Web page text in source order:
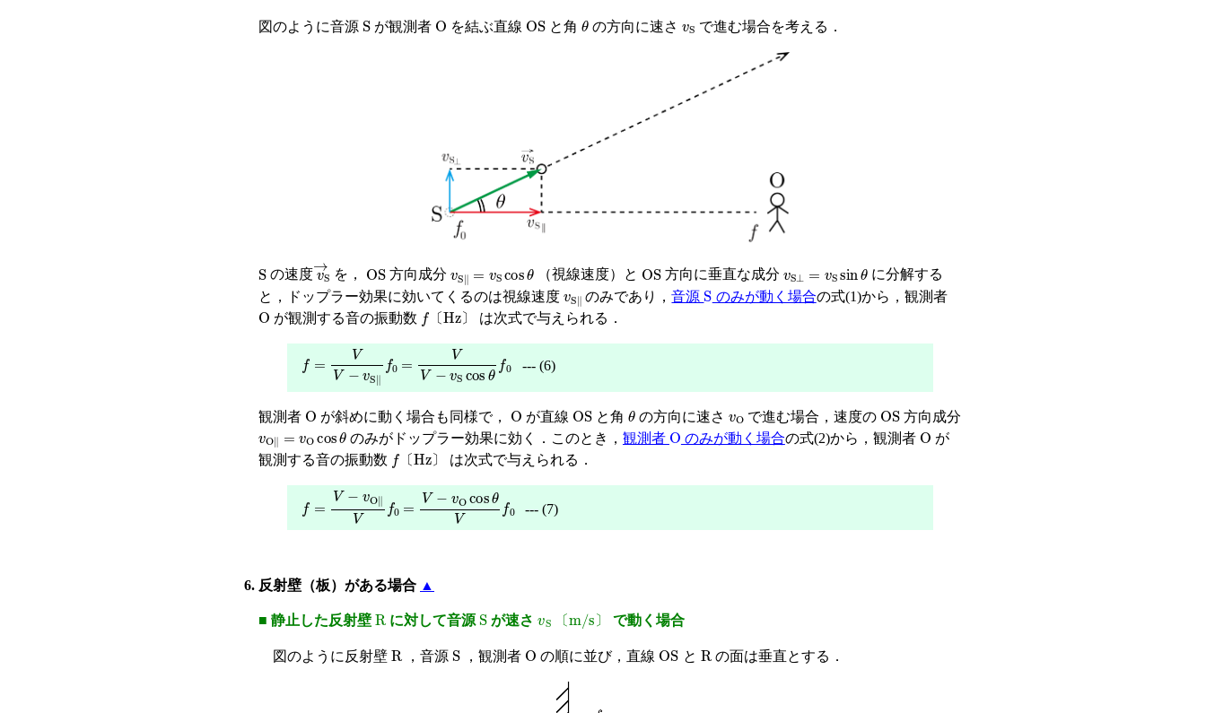
図のように音源 S が観測者 O を結ぶ直線 OS と角θ の方向に速さ で進む場合を考える．
S の速度v→S
を， OS方向成分 （視線速度）と OS方向に垂直な成分 sin θ に分解する
と，ドップラー効果に効いてくるのは視線速度
のみであり，音源 S のみが動く場合の式(1)から，観測者
O が観測する音の振動数 〔 〕
f〔Hz 〕 は次式で与えられる．
f= vS Scos --- (6)
観測者 O が斜めに動く場合も同様で， O が直線 OS と角 θの方向に速さ で進む場合，速度の OS 方向成分
cos のみがドップラー効果に効く．このとき， 観測者 O のみが動く場合の式(2)から，観測者 O が
観測する音の振動数
〔 〕
f〔Hz 〕 は次式で与えられる．
f= −v O∥ Vf0 −vO cosθVf0 --- (7)
6. 反射壁（板）がある場合 ▲
■ 静止した反射壁 R に対して音源 S が速さ 〔 〕
〔 m/s 〕 で動く場合
図のように反射壁 R ，音源 S ，観測者 O の順に並び，直線 OS と Rの面は垂直とする．